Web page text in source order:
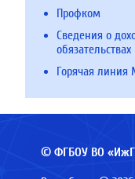
Профком
Сведения о
Горячая
© ФГБОУ ВО